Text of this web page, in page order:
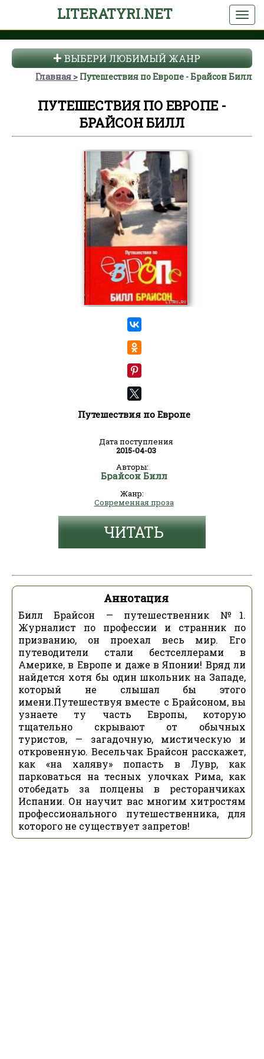
LITERATYRI.NET
ВЫБЕРИ ЛЮБИМЫЙ ЖАНР
Главная Путешествия по Европе - Брайсон Билл
ПУТЕШЕСТВИЯ ПО ЕВРОПЕ -
БРАЙСОН БИЛЛ
Путешествия по Европе
Дата поступления
2015-04-03
Авторы:
Брайсон Билл
Жанр:
Современная проза
ЧИТАТЬ
Аннотация
Билл Брайсон — путешественник №1.
Журналист по профессии и странник по
призванию, он проехал весь мир. Его
путеводители стали бестселлерами в
Америке, в Европе и даже в Японии! Вряд ли
найдется хотя бы один школьник на Западе,
который не слышал бы этого
имени.Путешествуя вместе с Брайсоном, вы
узнаете ту часть Европы, которую
тщательно скрывают от обычных
туристов, — загадочную, мистическую и
откровенную. Весельчак Брайсон расскажет,
как «на халяву» попасть в Лувр, как
парковаться на тесных улочках Рима, как
отобедать за полцены в ресторанчиках
Испании. Он научит вас многим хитростям
профессионального путешественника, для
которого не существует запретов!